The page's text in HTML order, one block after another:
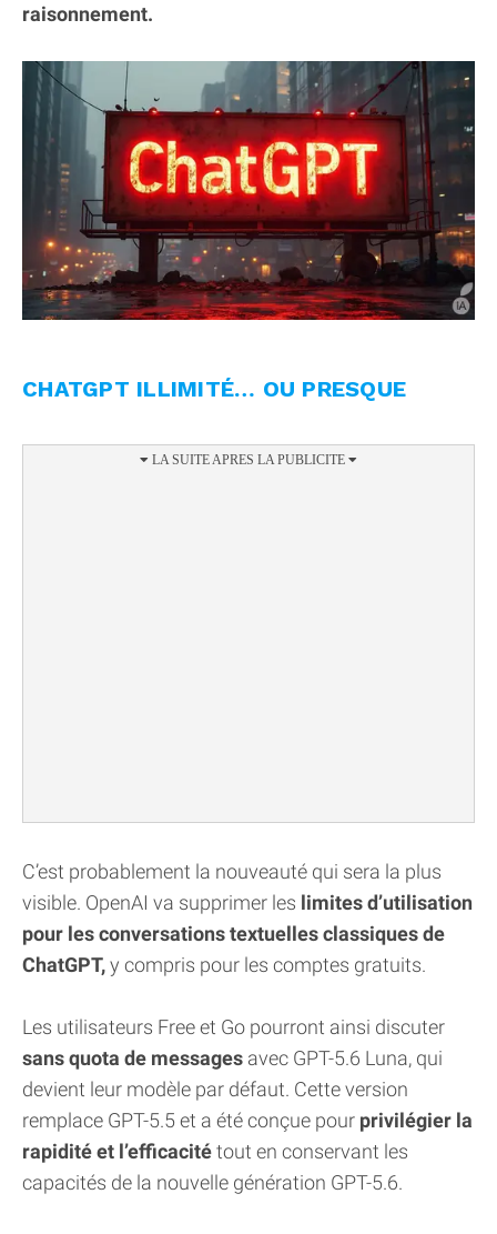
raisonnement.
CHATGPT ILLIMITÉ… OU PRESQUE
C’est probablement la nouveauté qui sera la plus
visible. OpenAI va supprimer les limites d’utilisation
pour les conversations textuelles classiques de
ChatGPT,y compris pour les comptes gratuits.
Les utilisateurs Free et Go pourront ainsi discuter
sans quota de messages avec GPT-5.6 Luna, qui
devient leur modèle par défaut. Cette version
remplace GPT-5.5 et a été conçue pour privilégier la
rapidité et l’efficacitétout en conservant les
capacités de la nouvelle génération GPT-5.6.